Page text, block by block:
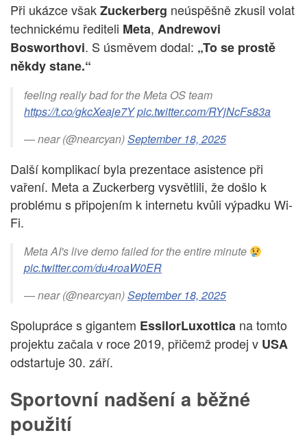
Při ukázce všakZuckerberg neúspěšně zkusil volat
technickému řediteli Meta, Andrewovi
Bosworthovi. S úsměvem dodal: „To se prostě
někdy stane.“
feeling really bad for the Meta OS team
https://t.co/gkcXeaje7Ypic.twitter.com/RYjNcFs83a
— near (@nearcyan)September 18, 2025
Další komplikací byla prezentace asistence při
vaření. Meta a Zuckerberg vysvětlili, že došlo k
problému s připojením k internetu kvůli výpadku Wi-
Fi.
Meta AI's live demo failed for the entire minute
pic.twitter.com/du4roaW0ER
— near (@nearcyan)September 18, 2025
Spolupráce s gigantem EssilorLuxottica na tomto
projektu začala v roce 2019, přičemž prodej v USA
odstartuje 30. září.
Sportovní nadšení a běžné
použití